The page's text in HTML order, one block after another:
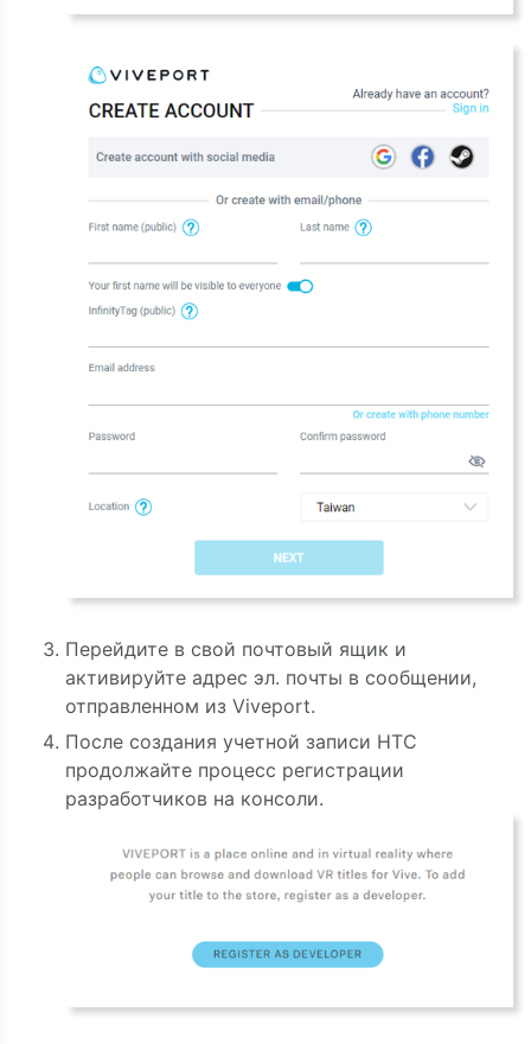
Перейдите в свой почтовый ящик и
активируйте адрес эл. почты в сообщении,
отправленном из Viveport.
После создания учетной записи HTC
продолжайте процесс регистрации
разработчиков на консоли.